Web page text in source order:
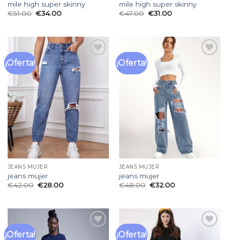
mile high super skinny
€51.00 €34.00
mile high super skinny
€47.00 €31.00
¡Oferta!
deseos
JEANS MUJER
jeans mujer
€42.00 €28.00
¡Oferta!
JEANS MUJER
jeans mujer
€48.00 €32.00
¡Oferta! ¡Oferta!